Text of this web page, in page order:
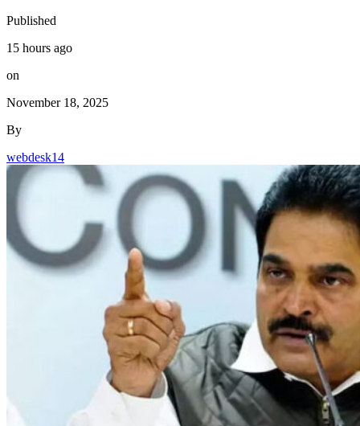
Published
15 hours ago
on
November 18, 2025
By
webdesk14